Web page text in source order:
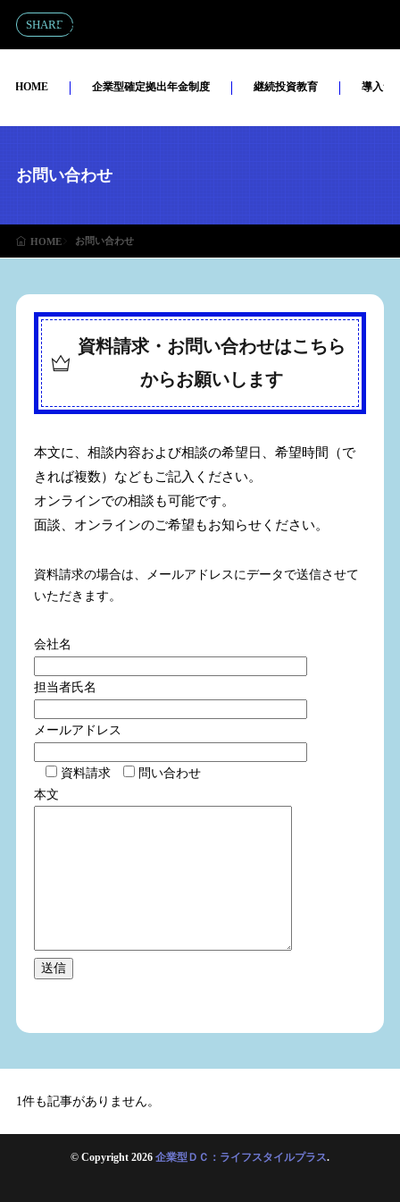
企業型ＤＣ：ライフスタイルプラス
SHARE
HOME 企業型確定拠出年金制度 継続投資教育 導入サ
お問い合わせ
HOME お問い合わせ
資料請求・お問い合わせはこちら
からお願いします
本文に、相談内容および相談の希望日、希望時間（で
きれば複数）などもご記入ください。
オンラインでの相談も可能です。
面談、オンラインのご希望もお知らせください。
資料請求の場合は、メールアドレスにデータで送信させて
いただきます。
会社名
担当者氏名
メールアドレス
資料請求
問い合わせ
本文
1件も記事がありません。
© Copyright 2026 企業型ＤＣ：ライフスタイルプラス.